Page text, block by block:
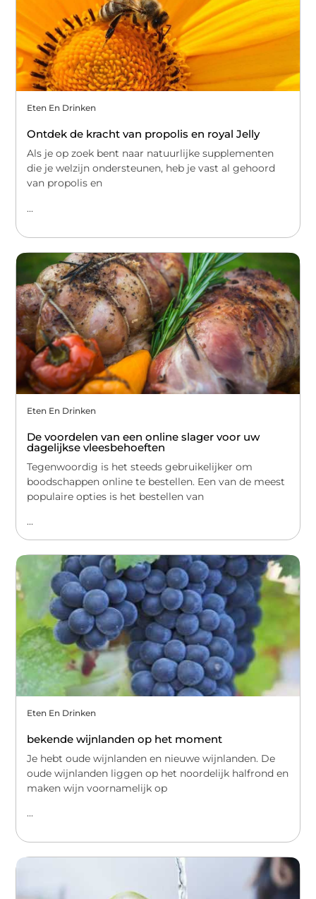
Eten En Drinken
Ontdek de kracht van propolis en royal Jelly
Als je op zoek bent naar natuurlijke supplementen
die je welzijn ondersteunen, heb je vast al gehoord
van propolis en
...
Eten En Drinken
De voordelen van een online slager voor uw
dagelijkse vleesbehoeften
Tegenwoordig is het steeds gebruikelijker om
boodschappen online te bestellen. Een van de meest
populaire opties is het bestellen van
...
Eten En Drinken
bekende wijnlanden op het moment
Je hebt oude wijnlanden en nieuwe wijnlanden. De
oude wijnlanden liggen op het noordelijk halfrond en
maken wijn voornamelijk op
...